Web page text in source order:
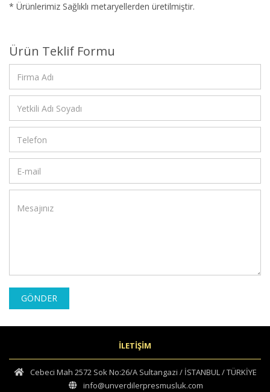
* Ürünlerimiz Sağlıklı metaryellerden üretilmiştir.
Ürün Teklif Formu
GÖNDER
İLETİŞİM
Cebeci Mah 2572 Sok No:26/A Sultangazi / İSTANBUL / TÜRKİYE
info@unverdilerpresmusluk.com